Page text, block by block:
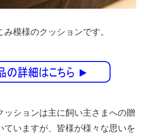
模様のクッションです。
ッションは主に飼い主さまへの贈
ていますが、皆様が様々な思いを